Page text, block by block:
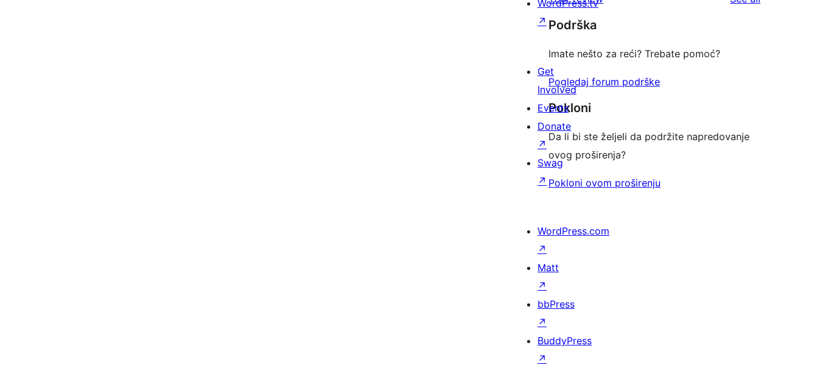
Podrška
Imate nešto za reći? Trebate pomoć?
Pogledaj forum podrške
Pokloni
Da li bi ste željeli da podržite napredovanje
ovog proširenja?
Pokloni ovom proširenju
WordPress.tv
↗
Get
Involved
Events
Donate
↗
Swag
↗
WordPress.com
↗
Matt
↗
bbPress
↗
BuddyPress
↗